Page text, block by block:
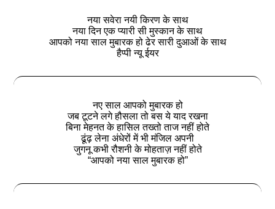
नया सवेरा नयी किरण के साथ
नया दिन एक प्यारी सी मुस्कान के साथ
आपको नया साल मुबारक हो ढेर सारी दुआओं के साथ
हैप्पी न्यू ईयर
नए साल आपको मुबारक हो
जब टूटने लगे हौसला तो बस ये याद रखना
बिना मेहनत के हासिल तख्तो ताज नहीं होते
ढूंढ़ लेना अंधेरों में भी मंजिल अपनी
जुगनू कभी रौशनी के मोहताज़ नहीं होते
“आपको नया साल मुबारक हो”